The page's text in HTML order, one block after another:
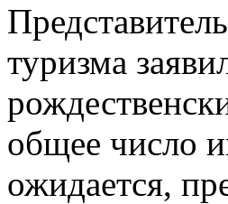
туризма
общее число
ожидается,